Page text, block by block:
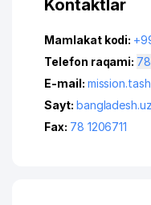
Kontaktlar
Mamlakat kodi:
Telefon raqami:
E-mail:
Sayt: bangladesh.uz
Fax: 78 1206711